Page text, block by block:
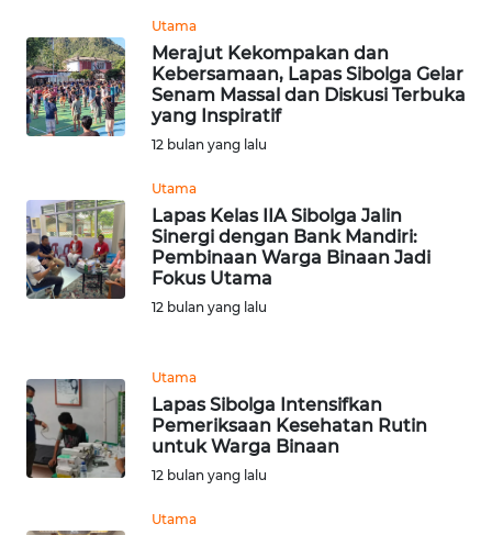
Utama
Merajut Kekompakan dan
Kebersamaan, Lapas Sibolga Gelar
Senam Massal dan Diskusi Terbuka
yang Inspiratif
12 bulan yang lalu
Utama
Lapas Kelas IIA Sibolga Jalin
Sinergi dengan Bank Mandiri:
Pembinaan Warga Binaan Jadi
Fokus Utama
12 bulan yang lalu
Utama
Lapas Sibolga Intensifkan
Pemeriksaan Kesehatan Rutin
untuk Warga Binaan
12 bulan yang lalu
Utama
WN
TAPANULI
SELATAN
TANJUNG
LESUNG
WN
KARO
SIMALUNGUN
WN
LABUHANBATU